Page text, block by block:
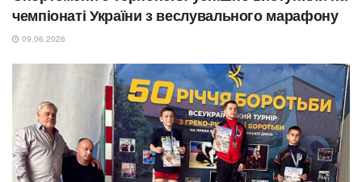
чемпіонаті України з веслувального марафону
09.06.2026